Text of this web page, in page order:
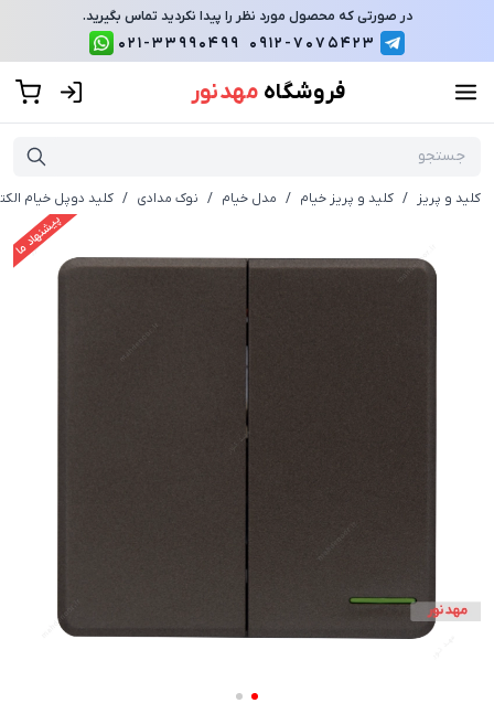
در صورتی که محصول مورد نظر را پیدا نکردید تماس بگیرید.
0912-7075423
021-33990499
فروشگاه مهد نور
کلید و پریز / کلید و پریز خیام / مدل خیام / نوک مدادی / کلید دوپل خیام
پیشنهاد ما